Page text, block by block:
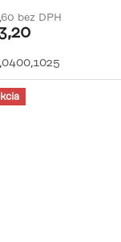
bez DPH